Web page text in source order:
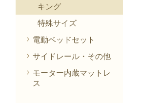
キング
特殊サイズ
電動ベッドセット
サイドレール・その他
モーター内蔵マットレ
ス